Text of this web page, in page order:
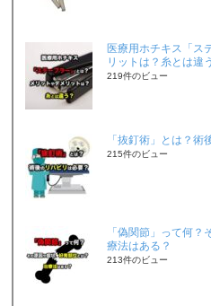
医療用ホチキス「ス
リットは？糸とは違
219件のビュー
「抜釘術」とは？術
215件のビュー
「偽関節」って何
療法はある？
213件のビュー